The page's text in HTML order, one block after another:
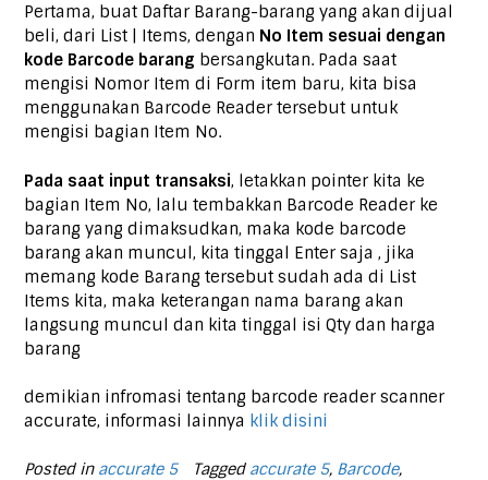
Pertama, buat Daftar Barang-barang yang akan dijual
beli, dari List | Items, dengan No Item sesuai dengan
kode Barcode barang bersangkutan. Pada saat
mengisi Nomor Item di Form item baru, kita bisa
menggunakan Barcode Reader tersebut untuk
mengisi bagian Item No.
Pada saat input transaksi, letakkan pointer kita ke
bagian Item No, lalu tembakkan Barcode Reader ke
barang yang dimaksudkan, maka kode barcode
barang akan muncul, kita tinggal Enter saja , jika
memang kode Barang tersebut sudah ada di List
Items kita, maka keterangan nama barang akan
langsung muncul dan kita tinggal isi Qty dan harga
barang
demikian infromasi tentang barcode reader scanner
accurate, informasi lainnya klik disini
Posted in accurate 5 Tagged accurate 5, Barcode,